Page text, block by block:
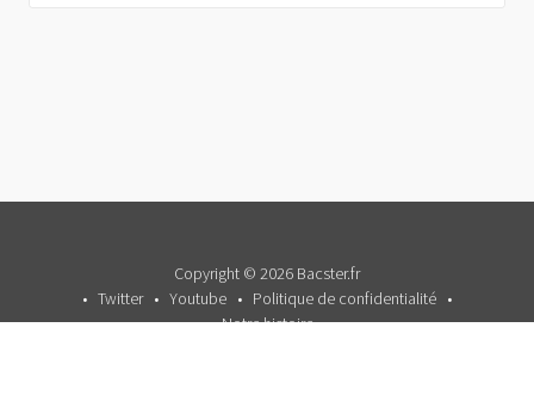
Copyright © 2026 Bacster.fr
Twitter
Youtube
Politique de confidentialité
Notre histoire